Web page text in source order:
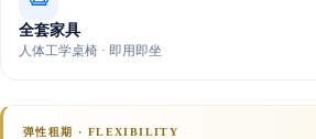
全套家具
人体工学桌椅 · 即用即坐
弹性租期 · FLEXIBILITY